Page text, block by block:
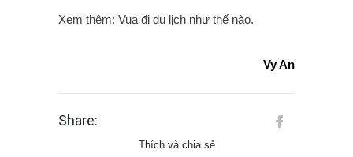
Xem thêm: Vua đi du lịch như thế nào.
Vy An
Share:
Thích và chia sẻ